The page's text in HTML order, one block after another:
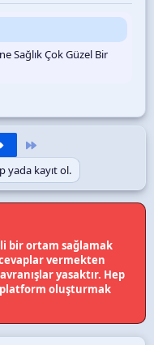
Sağlık Çok Güzel Bir
yada kayıt ol.
bir ortam sağlamak
vermekten
yasaktır. Hep
oluşturmak